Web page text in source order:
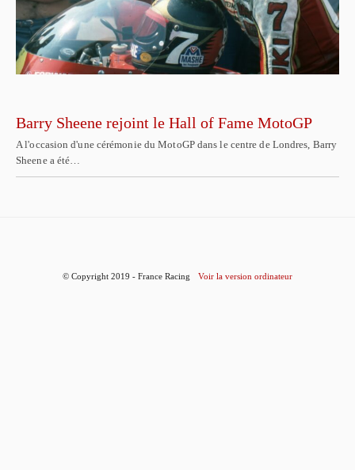
Barry Sheene rejoint le Hall of Fame MotoGP
A l'occasion d'une cérémonie du MotoGP dans le centre de Londres, Barry
Sheene a été…
© Copyright 2019 - France Racing Voir la version ordinateur